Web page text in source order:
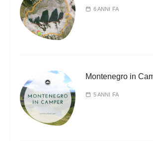
6 ANNI FA
Montenegro in
5 ANNI FA